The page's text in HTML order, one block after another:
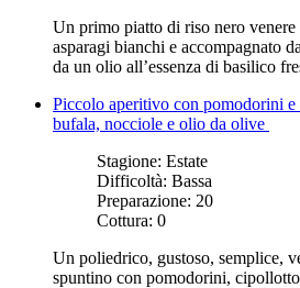
Un primo piatto di riso nero
asparagi bianchi e accompagnato
da un olio all’essenza di basilico
Piccolo aperitivo con pomodorini
bufala, nocciole e olio da olive
Stagione: Estate
Difficoltà: Bassa
Preparazione: 20
Cottura: 0
Un poliedrico, gustoso, semplice,
spuntino con pomodorini,